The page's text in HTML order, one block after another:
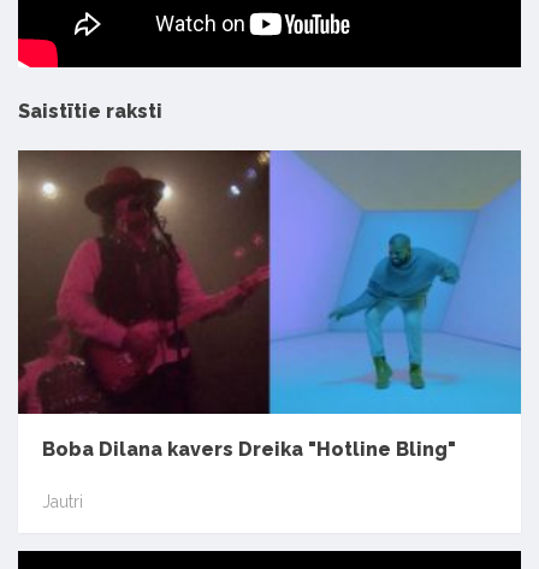
Saistītie raksti
Boba Dilana kavers Dreika "Hotline Bling"
Jautri